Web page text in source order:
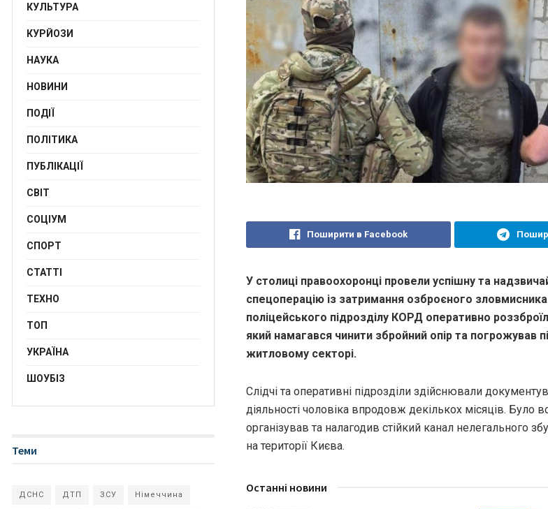
Поширити в Facebook
У столиці правоохоронці провели успішну та
спецоперацію із затримання озброєного
поліцейського підрозділу КОРД оперативно
який намагався чинити збройний опір та погрожував
житловому секторі.
Слідчі та оперативні підрозділи здійснювали
діяльності чоловіка впродовж декількох місяців. Було
організував та налагодив стійкий канал нелегального
на території Києва.
Останні новини
КУЛЬТУРА
КУРЙОЗИ
НАУКА
НОВИНИ
ПОДІЇ
ПОЛІТИКА
ПУБЛІКАЦІЇ
СВІТ
СОЦІУМ
СПОРТ
СТАТТІ
ТЕХНО
ТОП
УКРАЇНА
ШОУБІЗ
Теми
ДСНС ДТП ЗСУ Німеччина